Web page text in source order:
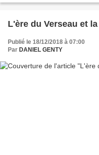
L'ère du Verseau et
Publié le 18/12/2018 à 07:00
Par DANIEL GENTY